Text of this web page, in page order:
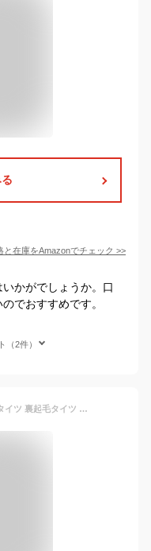
と在庫をAmazonでチェック >>
かがでしょうか。口
でおすすめです。
（2件）
フェイクタイツ 裏起毛 タイツ 二重タイツ 裏起毛タイツ 裏起毛パンツ 厚手 あったか 暖かい レギンス レディース 二重構造 フェイクタイツ ベージュ ナチュラル 色白肌 色白 自然肌 自然透け 美脚 着圧タイツ 防寒 肌色 ストレッチ 温か ストッキング ストッキング風